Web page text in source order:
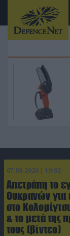
07.08.2026 | 19:02
Απετράπη το
Ουκρανών για
στο
& το μετά της
τους (βίντεο)